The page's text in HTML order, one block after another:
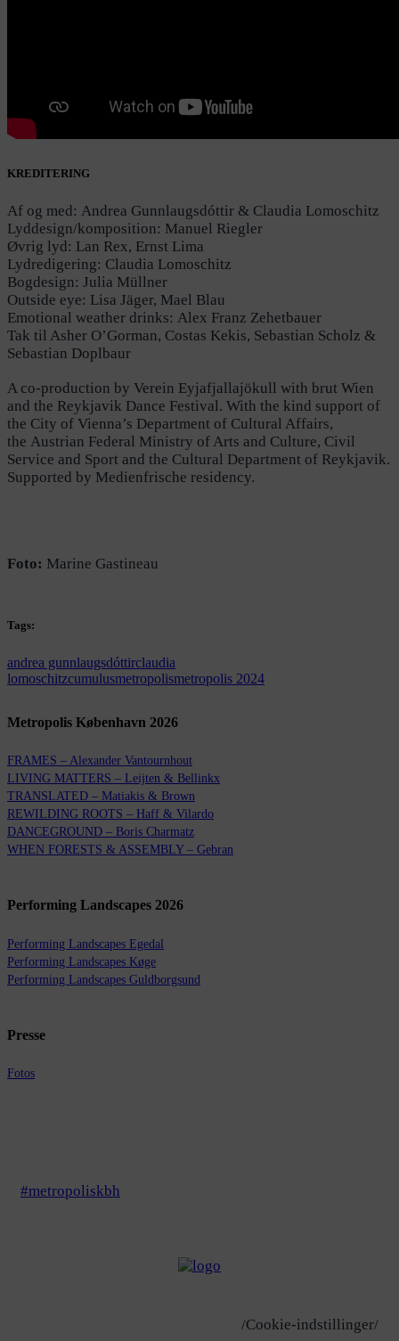
KREDITERING
Af og med: Andrea Gunnlaugsdóttir & Claudia Lomoschitz
Lyddesign/komposition: Manuel Riegler
Øvrig lyd: Lan Rex, Ernst Lima
Lydredigering: Claudia Lomoschitz
Bogdesign: Julia Müllner
Outside eye: Lisa Jäger, Mael Blau
Emotional weather drinks: Alex Franz Zehetbauer
Tak til Asher O’Gorman, Costas Kekis, Sebastian Scholz &
Sebastian Doplbaur
A co-production by Verein Eyjafjallajökull with brut Wien
and the Reykjavik Dance Festival. With the kind support of
the City of Vienna’s Department of Cultural Affairs,
the Austrian Federal Ministry of Arts and Culture, Civil
Service and Sport and the Cultural Department of Reykjavik.
Supported by Medienfrische residency.
Foto: Marine Gastineau
Tags:
andrea gunnlaugsdóttirclaudia
lomoschitzcumulusmetropolismetropolis 2024
Metropolis København 2026
FRAMES – Alexander Vantournhout
LIVING MATTERS – Leijten & Bellinkx
TRANSLATED – Matiakis & Brown
REWILDING ROOTS – Haff & Vilardo
DANCEGROUND – Boris Charmatz
WHEN FORESTS & ASSEMBLY – Gebran
Performing Landscapes 2026
Performing Landscapes Egedal
Performing Landscapes Køge
Performing Landscapes Guldborgsund
Presse
Fotos
#metropoliskbh
/Cookie-indstillinger/